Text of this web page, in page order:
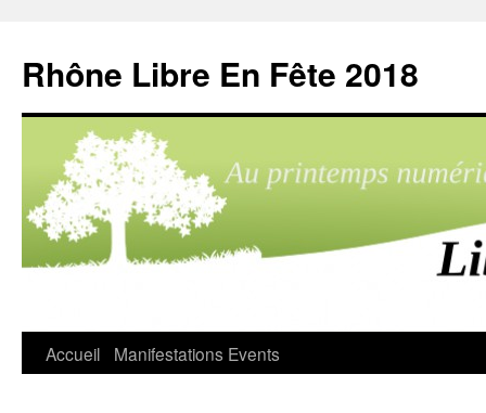
contenu
Rhône Libre En Fête 2018
Accueil Manifestations Events